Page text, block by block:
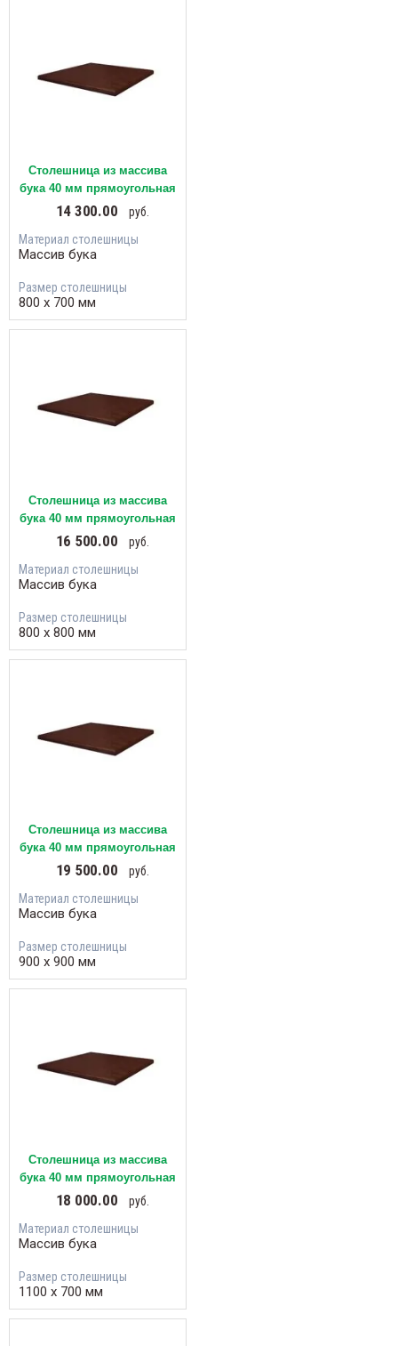
Столешница из массива
бука 40 мм прямоугольная
14 300.00
руб.
Материал столешницы
Массив бука
Размер столешницы
800 х 700 мм
Столешница из массива
бука 40 мм прямоугольная
16 500.00
руб.
Материал столешницы
Массив бука
Размер столешницы
800 х 800 мм
Столешница из массива
бука 40 мм прямоугольная
19 500.00
руб.
Материал столешницы
Массив бука
Размер столешницы
900 х 900 мм
Столешница из массива
бука 40 мм прямоугольная
18 000.00
руб.
Материал столешницы
Массив бука
Размер столешницы
1100 х 700 мм